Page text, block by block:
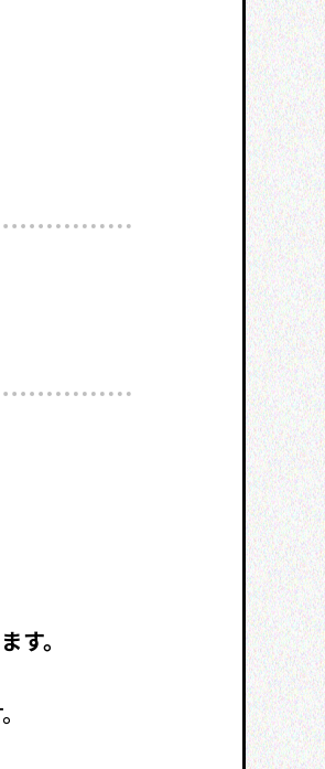
す。